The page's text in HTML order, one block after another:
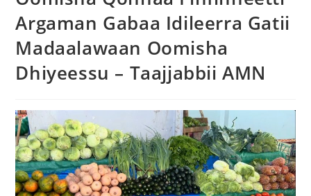
Argaman Gabaa Idileerra Gatii
Madaalawaan Oomisha
Dhiyeessu – Taajjabbii AMN